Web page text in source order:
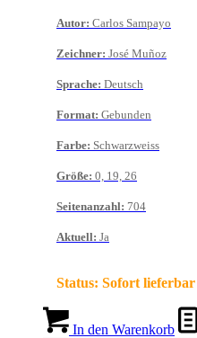
Autor: Carlos Sampayo
Zeichner: José Muñoz
Sprache: Deutsch
Format: Gebunden
Farbe: Schwarzweiss
Größe: 0, 19, 26
Seitenanzahl: 704
Aktuell: Ja
Status: Sofort lieferbar
In den Warenkorb